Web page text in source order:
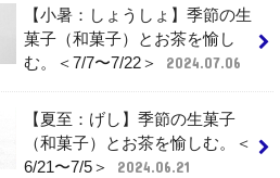
【小暑：しょうしょ】季節の生
菓子（和菓子）とお茶を愉し
む。＜7/7〜7/22＞
2024.07.06
【夏至：げし】季節の生菓子
（和菓子）とお茶を愉しむ。＜
6/21〜7/5＞
2024.06.21